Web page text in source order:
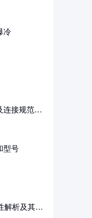
冷
连接规范详
型号
解析及其在